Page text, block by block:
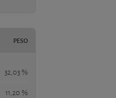
PESO
32,03 %
11,20 %